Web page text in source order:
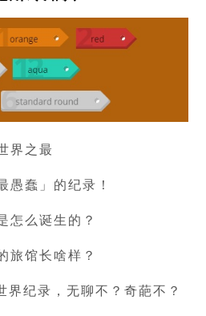
界之最
愚蠢」的纪录！
怎么诞生的？
旅馆长啥样？
纪录，无聊不？奇葩不？